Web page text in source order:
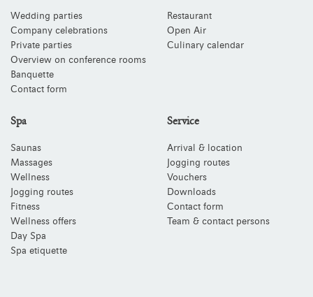
Wedding parties
Company celebrations
Private parties
Overview on conference rooms
Banquette
Contact form
Restaurant
Open Air
Culinary calendar
Spa
Saunas
Massages
Wellness
Jogging routes
Fitness
Wellness offers
Day Spa
Spa etiquette
Service
Arrival & location
Jogging routes
Vouchers
Downloads
Contact form
Team & contact persons